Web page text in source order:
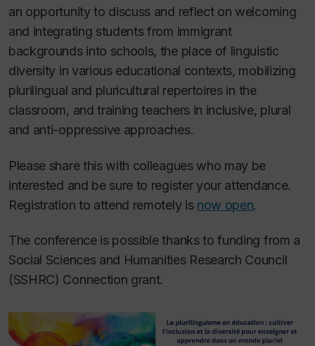
an opportunity to discuss and reflect on welcoming
and integrating students from immigrant
backgrounds into schools, the place of linguistic
diversity in various educational contexts, mobilizing
plurilingual and pluricultural repertoires in the
classroom, and training teachers in inclusive, plural
and anti-oppressive approaches.
Please share this with colleagues who may be
interested and be sure to register your attendance.
Registration to attend remotely is now open.
The conference is possible thanks to funding from a
Social Sciences and Humanities Research Council
(SSHRC) Connection grant.